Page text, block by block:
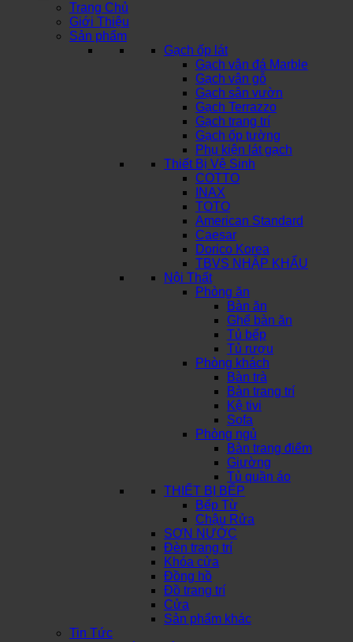
Trang Chủ
Giới Thiệu
Sản phẩm
Gạch ốp lát
Gạch vân đá Marble
Gạch vân gỗ
Gạch sân vườn
Gạch Terrazzo
Gạch trang trí
Gạch ốp tường
Phụ kiện lát gạch
Thiết Bị Vệ Sinh
COTTO
INAX
TOTO
American Standard
Caesar
Dorico Korea
TBVS NHẬP KHẨU
Nội Thất
Phòng ăn
Bàn ăn
Ghế bàn ăn
Tủ bếp
Tủ rượu
Phòng khách
Bàn trà
Bàn trang trí
Kệ tivi
Sofa
Phòng ngủ
Bàn trang điểm
Giường
Tủ quần áo
THIẾT BỊ BẾP
Bếp Từ
Chậu Rửa
SƠN NƯỚC
Đèn trang trí
Khóa cửa
Đồng hồ
Đồ trang trí
Cửa
Sản phẩm khác
Tin Tức